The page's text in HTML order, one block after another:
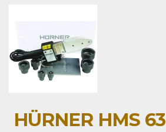
HÜRNER HMS 63